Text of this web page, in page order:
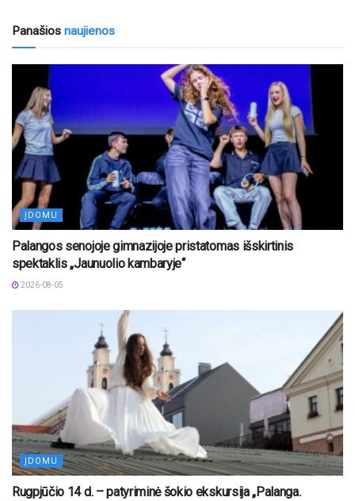
Panašios naujienos
ĮDOMU
Palangos senojoje gimnazijoje pristatomas išskirtinis
spektaklis „Jaunuolio kambaryje“
2026-08-05
ĮDOMU
Rugpjūčio 14 d. – patyriminė šokio ekskursija „Palanga.